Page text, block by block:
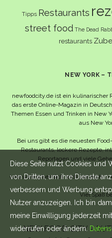
Tipps Restaurants
street food The Dead
restaurants
NEW YORK –
newfoodcity.de ist ein kulinarischer
das erste Online-Magazin in
Themen Essen und Trinken in New
aus New
Bei uns gibt es die neuesten
Restaurants, leckere Rezepte,
Reportagen und viele
Und wahrscheinlich noch viel mehr –
Viel Spaß
NEW FOOD CITY -
Diese Seite nutzt Cookies und
von Dritten, um ihre Dienste
verbessern und Werbung
Nutzer anzuzeigen. Ich bin
meine Einwilligung jederzeit
widerrufen oder ändern.